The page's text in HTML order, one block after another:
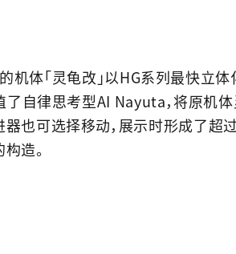
体「灵龟改」以HG系列最快立体
了自律思考型AI Nayuta，将原机
也可选择移动，展示时形成了超
造。